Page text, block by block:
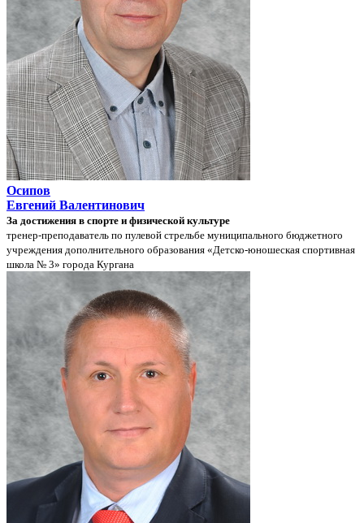
Осипов
Евгений Валентинович
За достижения в спорте и физической культуре
тренер-преподаватель по пулевой стрельбе муниципального бюджетного
учреждения дополнительного образования «Детско-юношеская спортивная
школа № 3» города Кургана